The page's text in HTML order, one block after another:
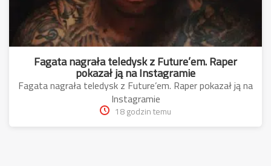
Fagata nagrała teledysk z Future’em. Raper
pokazał ją na Instagramie
Fagata nagrała teledysk z Future’em. Raper pokazał ją na
Instagramie
18 godzin temu